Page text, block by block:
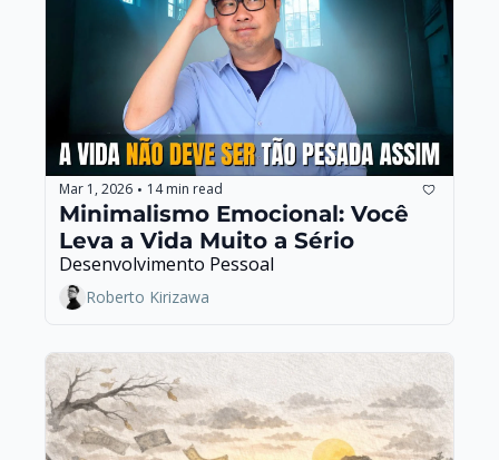
Mar 1, 2026 • 14 min read
Minimalismo Emocional: Você
Leva a Vida Muito a Sério
Desenvolvimento Pessoal
Roberto Kirizawa